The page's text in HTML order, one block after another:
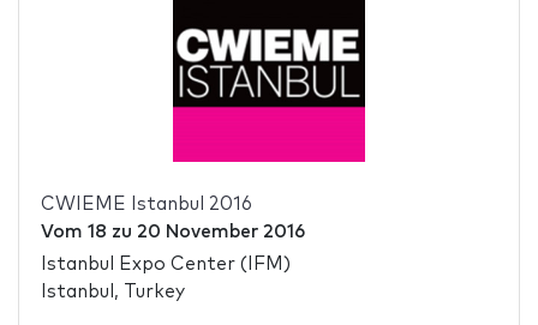
CWIEME Istanbul 2016
Vom 18 zu 20 November 2016
Istanbul Expo Center (IFM)
Istanbul, Turkey